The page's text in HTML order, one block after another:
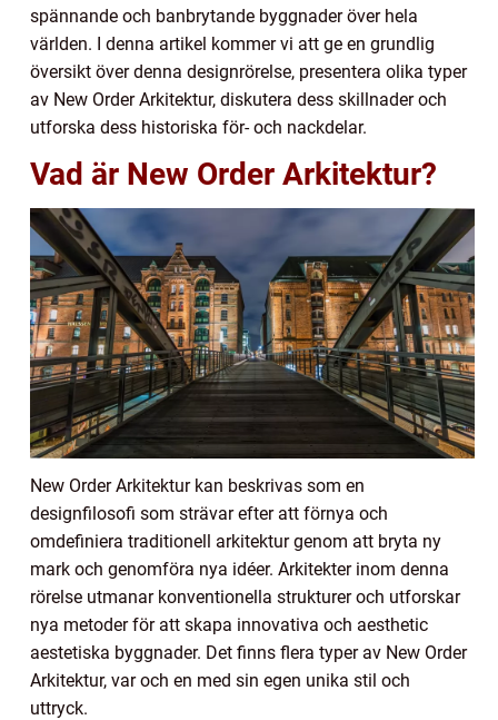
spännande och banbrytande byggnader över hela
världen. I denna artikel kommer vi att ge en grundlig
översikt över denna designrörelse, presentera olika typer
av New Order Arkitektur, diskutera dess skillnader och
utforska dess historiska för- och nackdelar.
Vad är New Order Arkitektur?
New Order Arkitektur kan beskrivas som en
designfilosofi som strävar efter att förnya och
omdefiniera traditionell arkitektur genom att bryta ny
mark och genomföra nya idéer. Arkitekter inom denna
rörelse utmanar konventionella strukturer och utforskar
nya metoder för att skapa innovativa och aesthetic
aestetiska byggnader. Det finns flera typer av New Order
Arkitektur, var och en med sin egen unika stil och
uttryck.